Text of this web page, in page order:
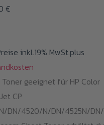
€
inkl.19% MwSt.plus
Toner geeignet für HP Color
CP
DN/4520/N/DN/4525N/